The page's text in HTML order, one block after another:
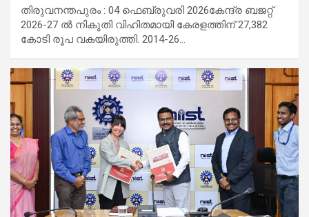
തിരുവനന്തപുരം : 04 ഫെബ്രുവരി 2026കേന്ദ്ര ബജറ്റ്
2026-27 ൽ നികുതി വിഹിതമായി കേരളത്തിന് 27,382
കോടി രൂപ വകയിരുത്തി. 2014-26…